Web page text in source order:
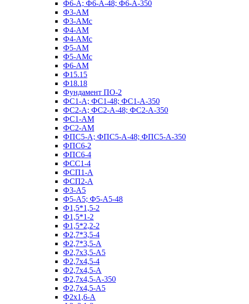
Ф6-А; Ф6-А-48; Ф6-А-350
Ф3-АМ
Ф3-АМс
Ф4-АМ
Ф4-АМс
Ф5-АМ
Ф5-АМс
Ф6-АМ
Ф15.15
Ф18.18
Фундамент ПО‑2
ФС1-А; ФС1-48; ФС1-А-350
ФС2-А; ФС2-А-48; ФС2-А-350
ФС1-АМ
ФС2-АМ
ФПС5-А; ФПС5-А-48; ФПС5-А-350
ФПС6-2
ФПС6-4
ФСС1-4
ФСП1-А
ФСП2-А
Ф3-А5
Ф5-А5; Ф5-А5-48
Ф1,5*1,5-2
Ф1,5*1-2
Ф1,5*2,2-2
Ф2,7*3,5-4
Ф2,7*3,5-А
Ф2,7х3,5-А5
Ф2,7х4,5-4
Ф2,7х4,5-А
Ф2,7х4,5-А-350
Ф2,7х4,5-А5
Ф2х1,6-А